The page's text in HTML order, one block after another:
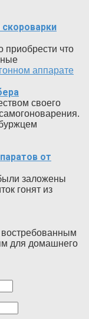
что
своего
от
заложены
гонят из
для домашнего